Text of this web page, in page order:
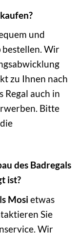
und
bestellen. Wir
zu Ihnen nach
Regal auch in
Bitte
des Badregals
ist?
Mosi etwas
Sie
Wir